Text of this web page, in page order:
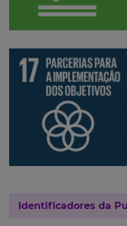
Identificadores da